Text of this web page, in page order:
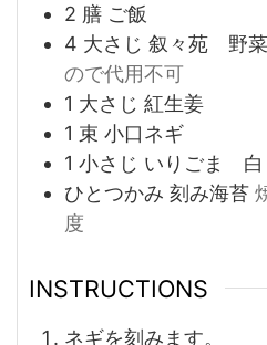
2 膳 ご飯
4 大さじ 叙々苑 野菜
ので代用不可
1 大さじ 紅生姜
1 束 小口ネギ
1 小さじ いりごま 白
ひとつかみ 刻み海苔
度
INSTRUCTIONS
ネギを刻みます。